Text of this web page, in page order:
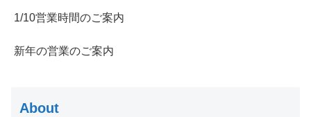
1/10営業時間のご案内
新年の営業のご案内
About